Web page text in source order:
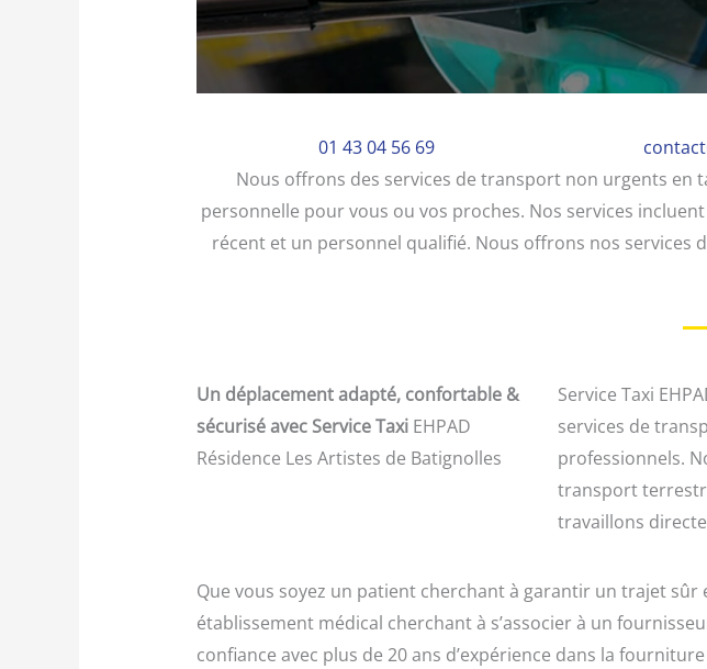
01 43 04 56 69
Nous offrons des services de transport non urgents en
personnelle pour vous ou vos proches. Nos services
récent et un personnel qualifié. Nous offrons nos services
Un déplacement adapté, confortable &
sécurisé avec Service TaxiEHPAD
Résidence Les Artistes de Batignolles
Service Taxi
services de
professionnels.
transport
travaillons
Que vous soyez un patient cherchant à garantir un trajet sûr
établissement médical cherchant à s’associer à un
confiance avec plus de 20 ans d’expérience dans la